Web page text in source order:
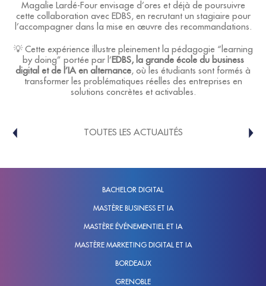
Magalie Lardé-Four envisage d’ores et déjà de poursuivre
cette collaboration avec EDBS, en recrutant un stagiaire pour
l’accompagner dans la mise en œuvre des recommandations.
💡 Cette expérience illustre pleinement la pédagogie “learning
by doing” portée par l’ EDBS, la grande école du business
digital et de l’IA en alternance, où les étudiants sont formés à
transformer les problématiques réelles des entreprises en
solutions concrètes et activables.
TOUTES LES ACTUALITÉS
BACHELOR DIGITAL
MASTÈRE BUSINESS ET IA
MASTÈRE ÉVÉNEMENTIEL ET IA
MASTÈRE MARKETING DIGITAL ET IA
BORDEAUX
GRENOBLE